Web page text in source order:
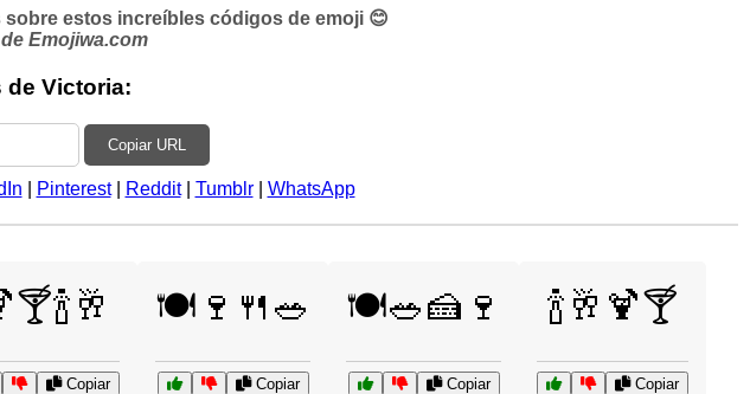
estos increíbles códigos de emoji 😊
Emojiwa.com
de Victoria:
Copiar URL
Pinterest| Reddit| Tumblr| WhatsApp
Copiar
🍽️🍷🍴🥗
Copiar
🍽️🥗🍰🍷
Copiar
🍾🥂🍹🍸
Copiar